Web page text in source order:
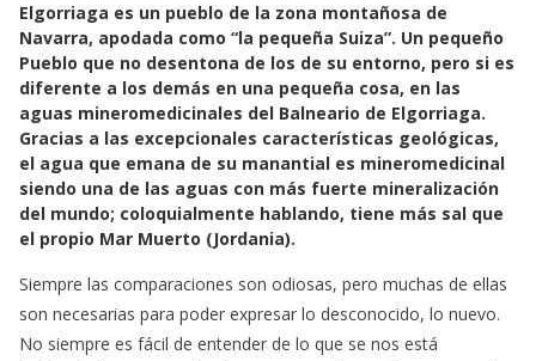
c
e
b
o
o
k
a
t
s
A
p
p
a
i
l
Elgorriaga es un pueblo de la zona montañosa de
Navarra, apodada como “la pequeña Suiza”. Un pequeño
Pueblo que no desentona de los de su entorno, pero si es
diferente a los demás en una pequeña cosa, en las
aguas mineromedicinales del Balneario de Elgorriaga.
Gracias a las excepcionales características geológicas,
el agua que emana de su manantial es mineromedicinal
siendo una de las aguas con más fuerte mineralización
del mundo; coloquialmente hablando, tiene más sal que
el propio Mar Muerto (Jordania).
Siempre las comparaciones son odiosas, pero muchas de ellas
son necesarias para poder expresar lo desconocido, lo nuevo.
No siempre es fácil de entender de lo que se nos está